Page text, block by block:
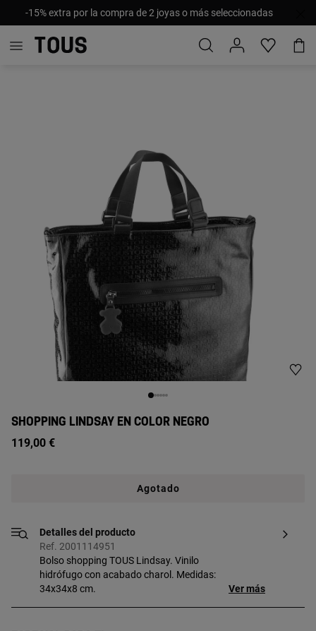
-15% extra por la compra de 2 joyas o más seleccionadas
SHOPPING LINDSAY EN COLOR NEGRO
119,00 €
Agotado
Detalles del producto
Ref. 2001114951
Bolso shopping TOUS Lindsay. Vinilo
hidrófugo con acabado charol. Medidas:
34x34x8 cm.
Ver más